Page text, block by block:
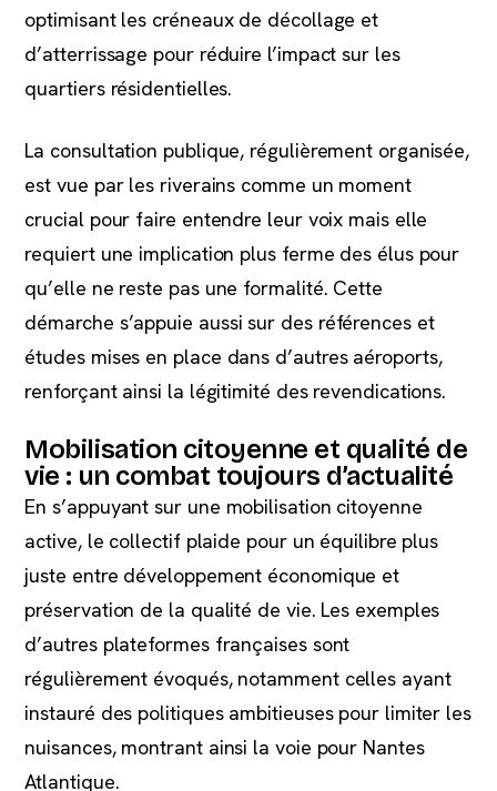
optimisant les créneaux de décollage et
d’atterrissage pour réduire l’impact sur les
quartiers résidentielles.
La consultation publique, régulièrement organisée,
est vue par les riverains comme un moment
crucial pour faire entendre leur voix mais elle
requiert une implication plus ferme des élus pour
qu’elle ne reste pas une formalité. Cette
démarche s’appuie aussi sur des références et
études mises en place dans d’autres aéroports,
renforçant ainsi la légitimité des revendications.
Mobilisation citoyenne et qualité de
vie : un combat toujours d’actualité
En s’appuyant sur une mobilisation citoyenne
active, le collectif plaide pour un équilibre plus
juste entre développement économique et
préservation de la qualité de vie. Les exemples
d’autres plateformes françaises sont
régulièrement évoqués, notamment celles ayant
instauré des politiques ambitieuses pour limiter les
nuisances, montrant ainsi la voie pour Nantes
Atlantique.